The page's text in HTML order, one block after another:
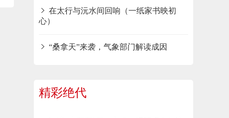
在太行与沅水间回响（一纸家书映初
心）
“桑拿天”来袭，气象部门解读成因
精彩绝代